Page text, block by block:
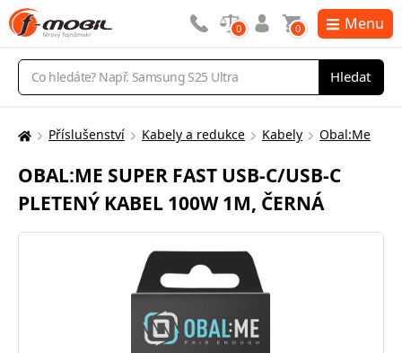
Vyhledávání
Hledat
0 0 Menu
Zde
nacházíte:
Příslušenství Kabely a redukce Kabely Obal:Me
OBAL:ME SUPER FAST USB-C/USB-C
PLETENÝ KABEL 100W 1M, ČERNÁ